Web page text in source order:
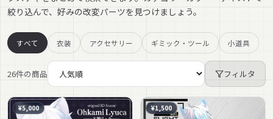
絞り込んで、好みの改変パーツを見つけましょう。
すべて 衣装 アクセサリー ギミック・ツール 小道具
26件の商品 フィルタ
¥5,000 ¥1,500